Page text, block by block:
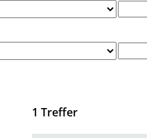
1 Treffer